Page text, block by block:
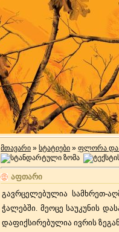
მთავარი » სტატიები » ფლორა და
აფთარი
გავრცელებულია სამხრეთ-
ჭალებში. მეოცე საუკუნის
დაფიქსირებულია ივრის